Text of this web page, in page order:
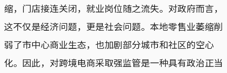
缩，门店接连关闭，就业岗位随之流失。对政府而言，
这不仅是经济问题，更是社会问题。本地零售业萎缩削
弱了市中心商业生态，也加剧部分城市和社区的空心
化。因此，对跨境电商采取强监管是一种具有政治正当